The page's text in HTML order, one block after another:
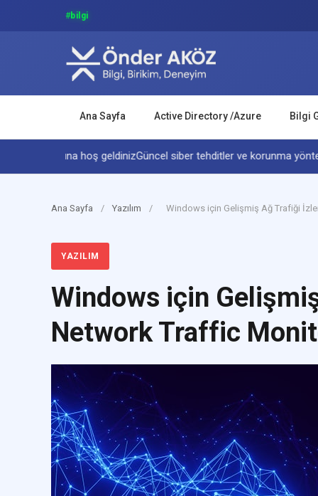
#birikim
Ana Sayfa Active Directory /Azure Bilgi
dünyasına hoş geldinizGüncel siber tehditler ve korunma
Ana Sayfa / Yazılım / Windows için Gelişmiş Ağ Trafiği
YAZILIM
Windows için
Network Traffic